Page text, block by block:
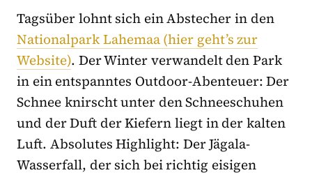
Tagsüber lohnt sich ein Abstecher in den
Nationalpark Lahemaa (hier geht’s zur
Website). Der Winter verwandelt den Park
in ein entspanntes Outdoor-Abenteuer: Der
Schnee knirscht unter den Schneeschuhen
und der Duft der Kiefern liegt in der kalten
Luft. Absolutes Highlight: Der Jägala-
Wasserfall, der sich bei richtig eisigen